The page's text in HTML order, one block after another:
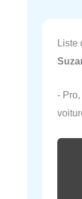
Liste
-